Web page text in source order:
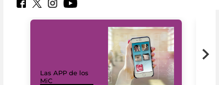
Las APP de los
MiC